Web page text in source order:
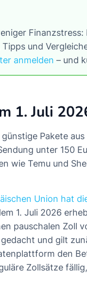
und
anmelden – und
1. Juli
Pakete
unter 150
wie Temu und
Union hat
1. Juli 2026
pauschalen Zoll
und gilt
den
Zollsätze